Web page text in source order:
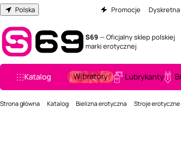
Polska Promocje
S69— Oficjalny sklep polskiej
marki erotycznej
Katalog Wibratory Lubrykanty
Strona główna Katalog Bielizna erotyczna Stroje